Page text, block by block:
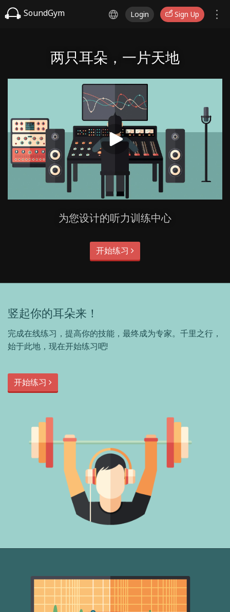
SoundGym Login Sign Up
两只耳朵，一片天地
为您设计的听力训练中心
开始练习
竖起你的耳朵来！
完成在线练习，提高你的技能，最终成为专家。千里之行，
始于此地，现在开始练习吧!
开始练习